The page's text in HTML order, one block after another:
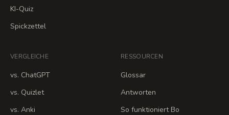
KI-Quiz
Spickzettel
VERGLEICHE
vs. ChatGPT
vs. Quizlet
vs. Anki
RESSOURCEN
Glossar
Antworten
So funktioniert Bo